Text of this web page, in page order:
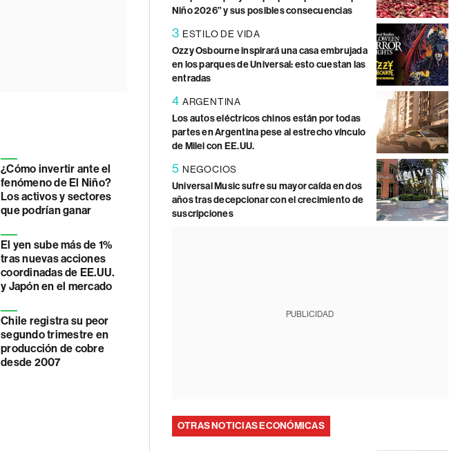
¿Cómo invertir ante el
fenómeno de El Niño?
Los activos y sectores
que podrían ganar
El yen sube más de 1%
tras nuevas acciones
coordinadas de EE.UU.
y Japón en el mercado
Chile registra su peor
segundo trimestre en
producción de cobre
desde 2007
Niño 2026” y sus posibles consecuencias
3 ESTILO DE VIDA
Ozzy Osbourne inspirará una casa embrujada
en los parques de Universal: esto cuestan las
entradas
4 ARGENTINA
Los autos eléctricos chinos están por todas
partes en Argentina pese al estrecho vínculo
de Milei con EE.UU.
5 NEGOCIOS
Universal Music sufre su mayor caída en dos
años tras decepcionar con el crecimiento de
suscripciones
PUBLICIDAD
OTRAS NOTICIAS ECONÓMICAS